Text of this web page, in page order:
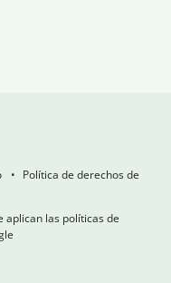
Política de derechos de
aplican las políticas de